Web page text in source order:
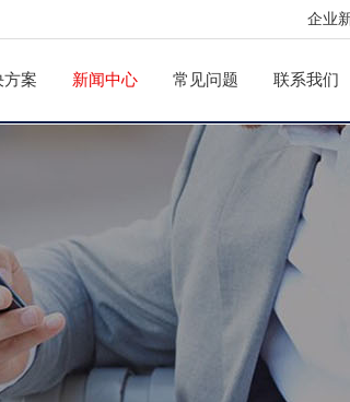
企业
方案 新闻中心 常见问题 联系我们